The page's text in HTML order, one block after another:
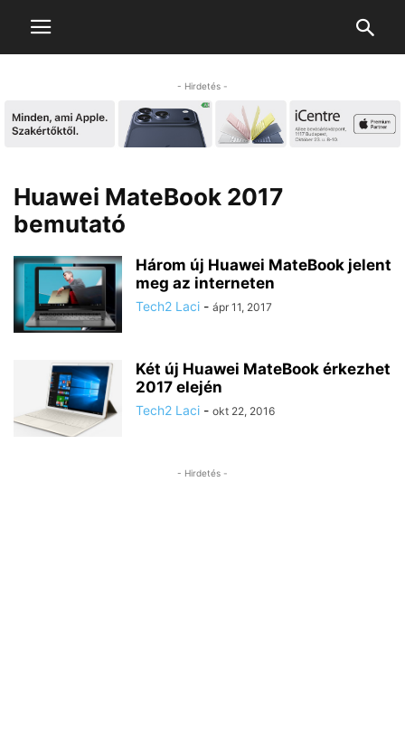
- Hirdetés -
Huawei MateBook 2017
bemutató
Három új Huawei MateBook jelent
meg az interneten
Tech2 Laci - ápr 11, 2017
Két új Huawei MateBook érkezhet
2017 elején
Tech2 Laci - okt 22, 2016
- Hirdetés -